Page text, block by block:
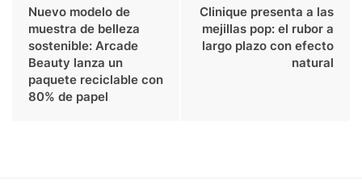
Nuevo modelo de
muestra de belleza
sostenible: Arcade
Beauty lanza un
paquete reciclable con
80% de papel
Clinique presenta a las
mejillas pop: el rubor a
largo plazo con efecto
natural